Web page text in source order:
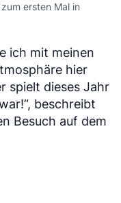
ersten Mal in
ich mit meinen
hier
spielt dieses Jahr
beschreibt
Besuch auf dem